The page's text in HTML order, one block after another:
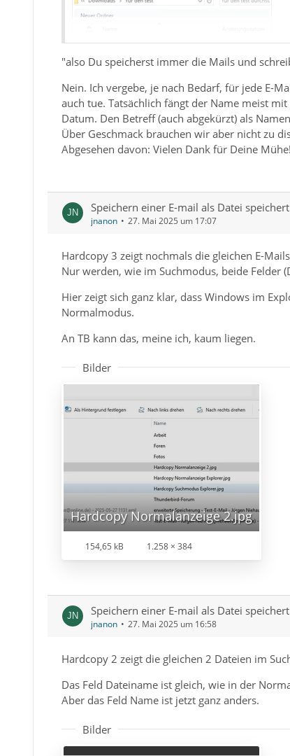
witzig, aber so kann ich den Fehler hier
der Fehler tritt nicht auf.
Dann haben wir das geklärt - also Du
ich fast nicht glauben, aber wer keine Arbeit
eml und da ich faul bin habe ich das AddOn
"also Du speicherst immer die Mails und
Nein. Ich vergebe, je nach Bedarf, für jede E-
auch tue. Tatsächlich fängt der Name meist mit
Datum. Den Betreff (auch abgekürzt) als
Über Geschmack brauchen wir aber nicht zu
Abgesehen davon: Vielen Dank für Deine Mühe!
Speichern einer E-mail als Datei
jnanon 27. Mai 2025 um 17:07
Hardcopy 3 zeigt nochmals die gleichen E-
Nur werden, wie im Suchmodus, beide Felder
Hier zeigt sich ganz klar, dass Windows im
Normalmodus.
An TB kann das, meine ich, kaum liegen.
Bilder
Hardcopy Normalanzeige 2.jpg
154,65 kB 1.258 × 384
Speichern einer E-mail als Datei
jnanon 27. Mai 2025 um 16:58
Hardcopy 2 zeigt die gleichen 2 Dateien im
Das Feld Dateiname ist gleich, wie in der
Aber das Feld Name ist jetzt ganz anders.
Bilder